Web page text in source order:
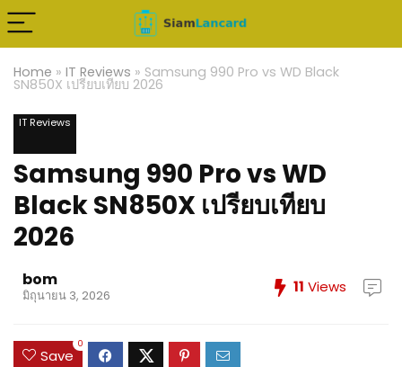
Home » IT Reviews » Samsung 990 Pro vs WD Black
SN850X เปรียบเทียบ 2026
IT Reviews
Samsung 990 Pro vs WD
Black SN850X เปรียบเทียบ
2026
bom
มิถุนายน 3, 2026 11 Views
Save
0